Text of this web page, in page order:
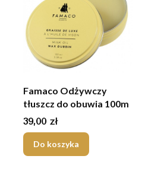
Famaco Odżywczy
tłuszcz do obuwia 100m
Cena
39,00 zł
Do koszyka